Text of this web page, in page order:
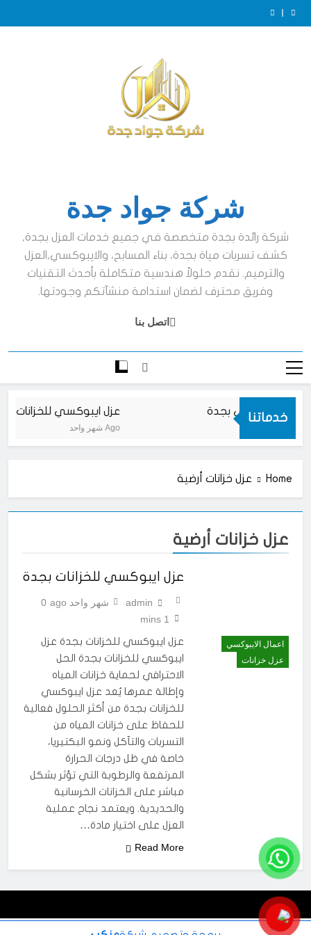
Skip
to
الفرق بين عزل الخزانات الأرضية والعلوية بجدة
عزل ايبوكسي للخزانات بجدة
الفرق بين عزل الخزانات الأرضية والعلوية بجدة
ضرورة عزل الخزانات بجدة
شركة جواد جدة
شركة رائدة بجدة متخصصة في جميع خدمات العزل بجدة,
كشف تسربات مياة بجدة، بناء المسابح، والايبوكسي,العزل
والترميم. نقدم حلولاً هندسية متكاملة بأحدث التقنيات
وفريق محترف لضمان استدامة منشآتكم وجودتها.
اتصل بنا
خدماتنا عزل ايبوكسي للخزانات
شهر واحد Ago
ايبوكسي بجدة
Home عزل خزانات أرضية
عزل خزانات أرضية
اعمال الايبوكسي
عزل خزانات
عزل ايبوكسي للخزانات بجدة
admin شهر واحد ago
0
1 mins
عزل ايبوكسي للخزانات بجدة عزل
ايبوكسي للخزانات بجدة الحل
الاحترافي لحماية خزانات المياه
وإطالة عمرها يُعد عزل ايبوكسي
للخزانات بجدة من أكثر الحلول فعالية
للحفاظ على خزانات المياه من
التسربات والتآكل ونمو البكتيريا،
خاصة في ظل درجات الحرارة
المرتفعة والرطوبة التي تؤثر بشكل
مباشر على الخزانات الخرسانية
والحديدية. ويعتمد نجاح عملية
العزل على اختيار مادة…
Read More